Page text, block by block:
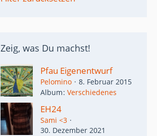
Zeig, was Du machst!
Pfau Eigenentwurf
Pelomino
8. Februar 2015
Album Verschiedenes
EH24
Sami <3
30. Dezember 2021